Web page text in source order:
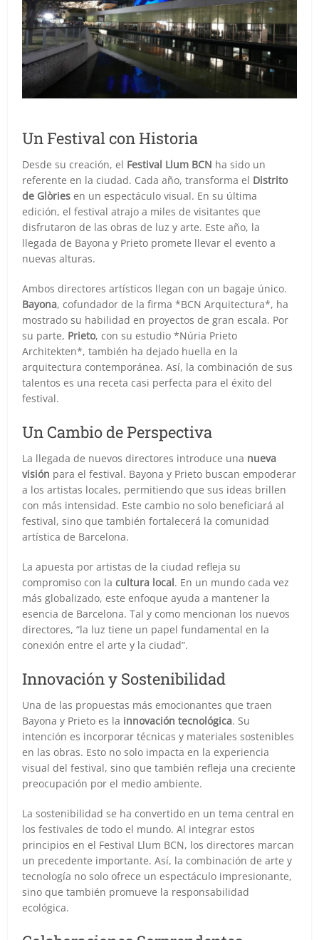
Un Festival con Historia
Desde su creación, el Festival Llum BCN ha sido un
referente en la ciudad. Cada año, transforma el Distrito
de Glòries en un espectáculo visual. En su última
edición, el festival atrajo a miles de visitantes que
disfrutaron de las obras de luz y arte. Este año, la
llegada de Bayona y Prieto promete llevar el evento a
nuevas alturas.
Ambos directores artísticos llegan con un bagaje único.
Bayona, cofundador de la firma *BCN Arquitectura*, ha
mostrado su habilidad en proyectos de gran escala. Por
su parte, Prieto, con su estudio *Núria Prieto
Architekten*, también ha dejado huella en la
arquitectura contemporánea. Así, la combinación de sus
talentos es una receta casi perfecta para el éxito del
festival.
Un Cambio de Perspectiva
La llegada de nuevos directores introduce una nueva
visión para el festival. Bayona y Prieto buscan empoderar
a los artistas locales, permitiendo que sus ideas brillen
con más intensidad. Este cambio no solo beneficiará al
festival, sino que también fortalecerá la comunidad
artística de Barcelona.
La apuesta por artistas de la ciudad refleja su
compromiso con lacultura local. En un mundo cada vez
más globalizado, este enfoque ayuda a mantener la
esencia de Barcelona. Tal y como mencionan los nuevos
directores, “la luz tiene un papel fundamental en la
conexión entre el arte y la ciudad”.
Innovación y Sostenibilidad
Una de las propuestas más emocionantes que traen
Bayona y Prieto es la innovación tecnológica. Su
intención es incorporar técnicas y materiales sostenibles
en las obras. Esto no solo impacta en la experiencia
visual del festival, sino que también refleja una creciente
preocupación por el medio ambiente.
La sostenibilidad se ha convertido en un tema central en
los festivales de todo el mundo. Al integrar estos
principios en el Festival Llum BCN, los directores marcan
un precedente importante. Así, la combinación de arte y
tecnología no solo ofrece un espectáculo impresionante,
sino que también promueve la responsabilidad
ecológica.